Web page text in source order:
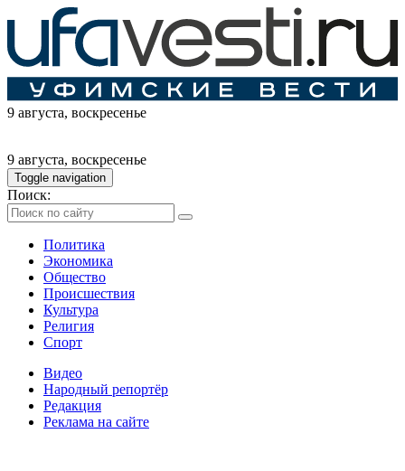
9 августа, воскресенье
9 августа, воскресенье
Toggle navigation
Поиск:
Политика
Экономика
Общество
Происшествия
Культура
Религия
Спорт
Видео
Народный репортёр
Редакция
Реклама на сайте